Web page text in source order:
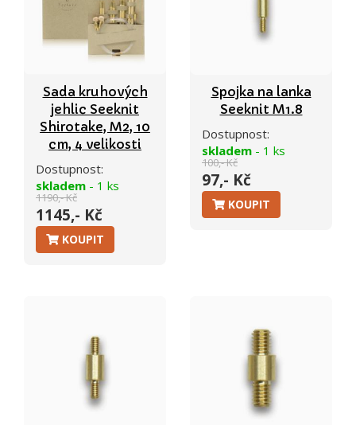
Sada kruhových
jehlic Seeknit
Shirotake, M2, 10
cm, 4 velikosti
Dostupnost:
skladem - 1 ks
1190,- Kč
1145,- Kč
KOUPIT
Spojka na lanka
Seeknit M1.8
Dostupnost:
skladem - 1 ks
100,- Kč
97,- Kč
KOUPIT